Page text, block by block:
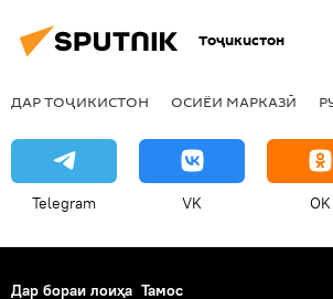
Тоҷикистон
ДАР ТОҶИКИСТОН ОСИЁИ МАРКАЗӢ
Telegram VK OK
Дар бораи лоиҳа Тамос